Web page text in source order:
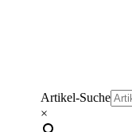
Artikel-Suche
×